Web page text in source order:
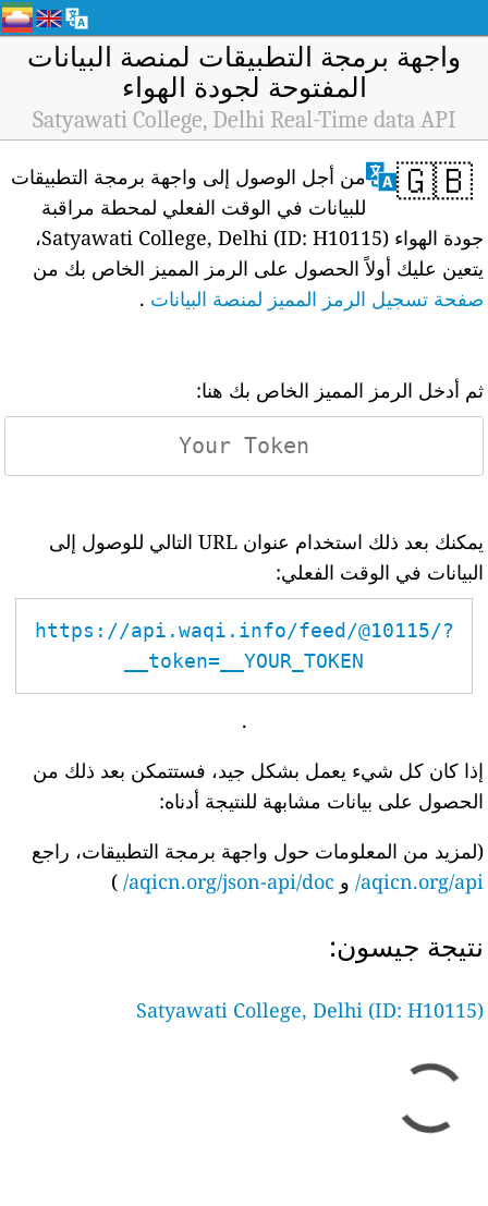
واجهة برمجة التطبيقات لمنصة البيانات
المفتوحة لجودة الهواء
Satyawati College, Delhi Real-Time data API
🇬🇧
من أجل الوصول إلى واجهة برمجة التطبيقات
للبيانات في الوقت الفعلي لمحطة مراقبة
جودة الهواء Satyawati College, Delhi (ID: H10115)،
يتعين عليك أولاً الحصول على الرمز المميز الخاص بك من
صفحة تسجيل الرمز المميز لمنصة البيانات .
ثم أدخل الرمز المميز الخاص بك هنا:
يمكنك بعد ذلك استخدام عنوان URL التالي للوصول إلى
البيانات في الوقت الفعلي:
https://api.waqi.info/feed/@10115/?
token=__YOUR_TOKEN__
.
إذا كان كل شيء يعمل بشكل جيد، فستتمكن بعد ذلك من
الحصول على بيانات مشابهة للنتيجة أدناه:
(لمزيد من المعلومات حول واجهة برمجة التطبيقات، راجع
aqicn.org/api/ و aqicn.org/json-api/doc/
)
نتيجة جيسون:
Satyawati College, Delhi (ID: H10115)